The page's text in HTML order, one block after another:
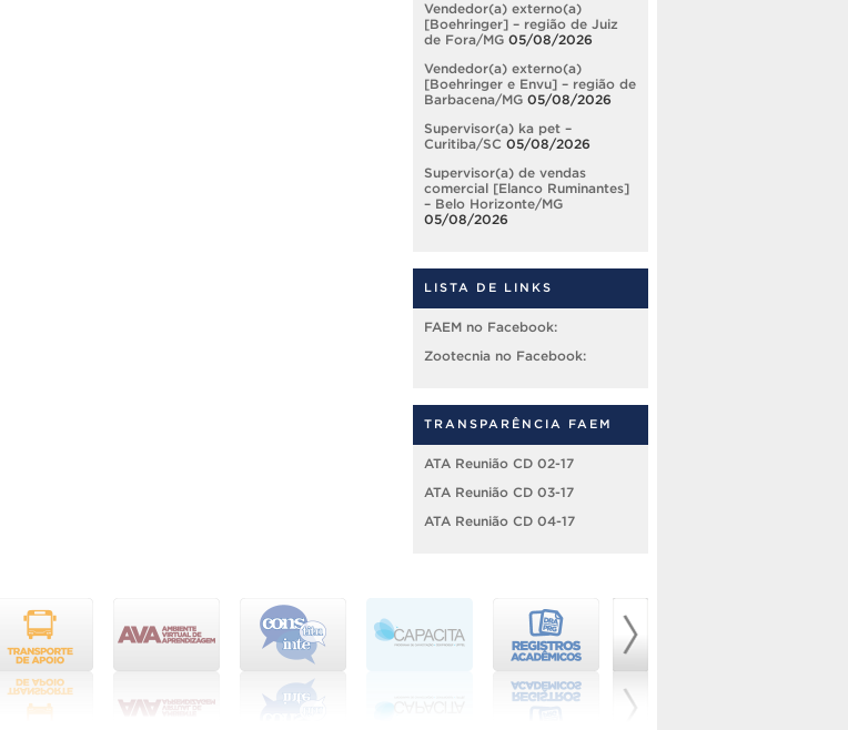
Vendedor(a) externo(a)
[Boehringer] – região de Juiz
de Fora/MG 05/08/2026
Vendedor(a) externo(a)
[Boehringer e Envu] – região de
Barbacena/MG 05/08/2026
Supervisor(a) ka pet –
Curitiba/SC 05/08/2026
Supervisor(a) de vendas
comercial [Elanco Ruminantes]
– Belo Horizonte/MG
05/08/2026
LISTA DE LINKS
FAEM no Facebook:
Zootecnia no Facebook:
TRANSPARÊNCIA FAEM
ATA Reunião CD 02-17
ATA Reunião CD 03-17
ATA Reunião CD 04-17